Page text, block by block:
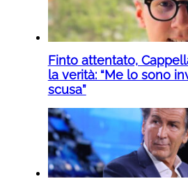
Finto attentato,
la verità: “Me lo sono
scusa”